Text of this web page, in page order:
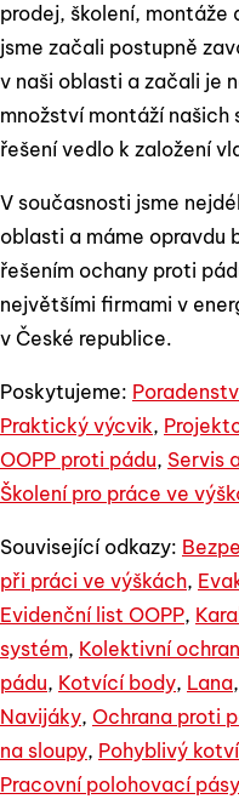
prodej, školení, montáže
jsme začali postupně
v naši oblasti a začali je
množství montáží
řešení vedlo k založení
V současnosti jsme
oblasti a máme opravdu
řešením ochany proti
největšími firmami v
v České republice.
Poskytujeme:
Praktický výcvik,
OOPP proti pádu, Servis
Školení pro práce ve
Související odkazy:
při práci ve výškách,
Evidenční list OOPP,
systém, Kolektivní
pádu, Kotvící body, Lana,
Navijáky, Ochrana proti
na sloupy, Pohyblivý
Pracovní polohovací pásy